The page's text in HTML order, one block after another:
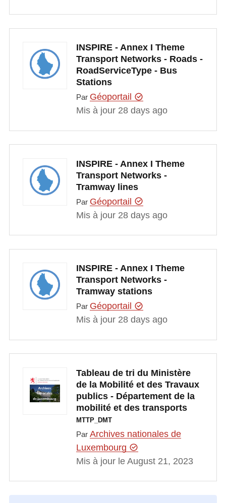
INSPIRE - Annex I Theme
Transport Networks - Roads -
RoadServiceType - Bus
Stations
Par Géoportail
Mis à jour 28 days ago
INSPIRE - Annex I Theme
Transport Networks -
Tramway lines
Par Géoportail
Mis à jour 28 days ago
INSPIRE - Annex I Theme
Transport Networks -
Tramway stations
Par Géoportail
Mis à jour 28 days ago
Tableau de tri du Ministère
de la Mobilité et des Travaux
publics - Département de la
mobilité et des transports
MTTP_DMT
Par Archives nationales de
Luxembourg
Mis à jour le August 21, 2023